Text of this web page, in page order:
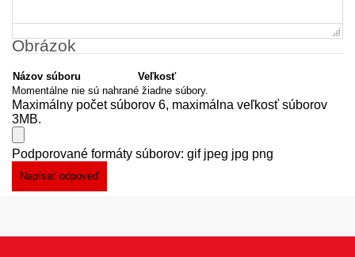
Obrázok
Názov súboru
Veľkosť
Momentálne nie sú nahrané žiadne súbory.
Maximálny počet súborov 6, maximálna veľkosť súborov
3MB.
Podporované formáty súborov: gif jpeg jpg png